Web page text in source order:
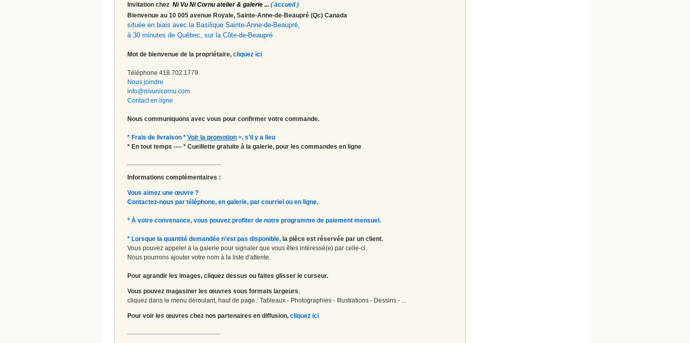
Invitation chez Ni Vu Ni Cornu atelier & galerie ... ( accueil )
Bienvenue au 10 005 avenue Royale, Sainte-Anne-de-Beaupré (Qc) Canada
située en biais avec la Basilique Sainte-Anne-de-Beaupré,
à 30 minutes de Québec, sur la Côte-de-Beaupré
Mot de bienvenue de la propriétaire, cliquez ici
Téléphone 418.702.1779
Nous joindre
info@nivunicornu.com
Contact en ligne
Nous communiquons avec vous pour confirmer votre commande.
* Frais de livraison * Voir la promotion >, s'il y a lieu
* En tout temps ---- * Cueillette gratuite à la galerie, pour les commandes en ligne
Informations complémentaires :
Vous aimez une œuvre ?
Contactez-nous par téléphone, en galerie, par courriel ou en ligne.
* À votre convenance, vous pouvez profiter de notre programme de paiement mensuel.
* Lorsque la quantité demandée n'est pas disponible, la pièce est réservée par un client.
Vous pouvez appeler à la galerie pour signaler que vous êtes intéressé(e) par celle-ci.
Nous pourrons ajouter votre nom à la liste d'attente.
Pour agrandir les images, cliquez dessus ou faites glisser le curseur.
Vous pouvez magasiner les œuvres sous formats largeurs,
cliquez dans le menu déroulant, haut de page : Tableaux - Photographies - Illustrations - Dessins - ...
Pour voir les œuvres chez nos partenaires en diffusion, cliquez ici